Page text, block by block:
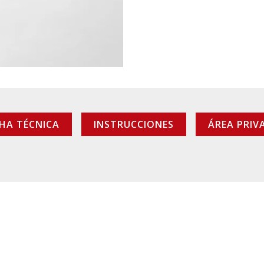
TÉCNICA INSTRUCCIONES ÁREA